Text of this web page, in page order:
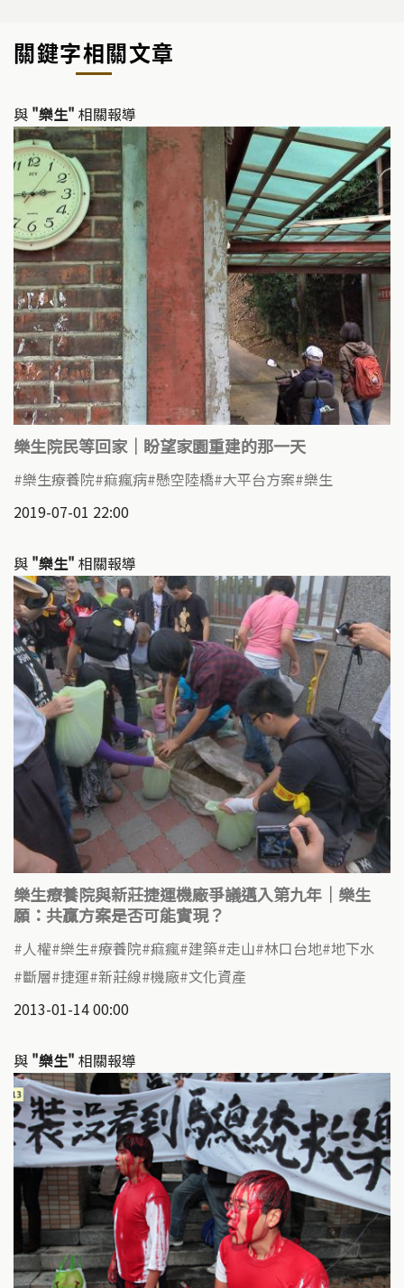
y
Li
k o
k
關鍵字相關文章
與 "樂生" 相關報導
樂生院民等回家｜盼望家園重建的那一天
樂生療養院 痲瘋病 懸空陸橋 大平台方案 樂生
2019-07-01 22:00
與 "樂生" 相關報導
樂生療養院與新莊捷運機廠爭議邁入第九年｜樂生
願：共贏方案是否可能實現？
人權 樂生 療養院 痲瘋 建築 走山 林口台地 地下水
斷層 捷運 新莊線 機廠 文化資產
2013-01-14 00:00
與 "樂生" 相關報導